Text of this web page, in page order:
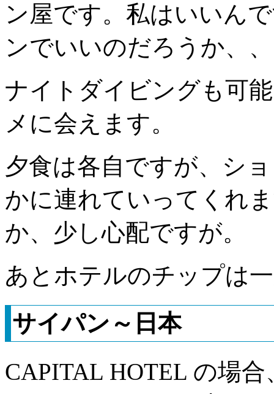
ン屋です。私はいいん
ンでいいのだろうか、
ナイトダイビングも可
メに会えます。
夕食は各自ですが、シ
かに連れていってくれ
か、少し心配ですが。
あとホテルのチップは
サイパン～日本
CAPITAL HOTEL の場